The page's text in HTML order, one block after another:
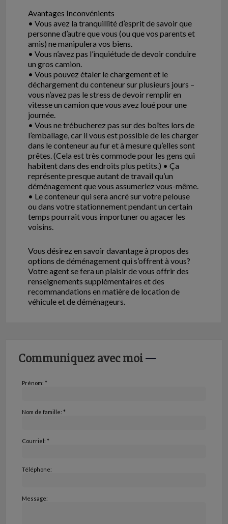
Avantages Inconvénients
• Vous avez la tranquillité d’esprit de savoir que
personne d’autre que vous (ou que vos parents et
amis) ne manipulera vos biens.
• Vous n’avez pas l’inquiétude de devoir conduire
un gros camion.
• Vous pouvez étaler le chargement et le
déchargement du conteneur sur plusieurs jours –
vous n’avez pas le stress de devoir remplir en
vitesse un camion que vous avez loué pour une
journée.
• Vous ne trébucherez pas sur des boîtes lors de
l’emballage, car il vous est possible de les charger
dans le conteneur au fur et à mesure qu’elles sont
prêtes. (Cela est très commode pour les gens qui
habitent dans des endroits plus petits.) • Ça
représente presque autant de travail qu’un
déménagement que vous assumeriez vous-même.
• Le conteneur qui sera ancré sur votre pelouse
ou dans votre stationnement pendant un certain
temps pourrait vous importuner ou agacer les
voisins.
Vous désirez en savoir davantage à propos des
options de déménagement qui s’offrent à vous?
Votre agent se fera un plaisir de vous offrir des
renseignements supplémentaires et des
recommandations en matière de location de
véhicule et de déménageurs.
Communiquez avec moi
Prénom: *
Nom de famille: *
Courriel: *
Téléphone:
Message: